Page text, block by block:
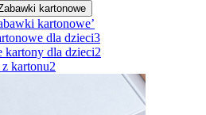
kartonowe
kartonowe’
dla dzieci3
kartony dla dzieci2
kartonu2